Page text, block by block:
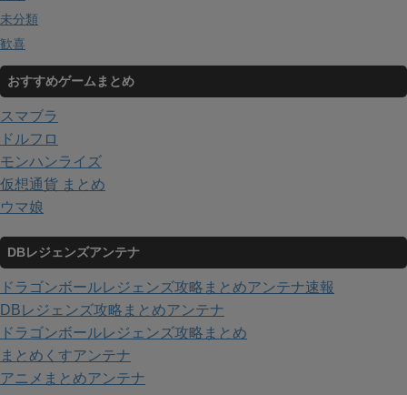
未分類
歓喜
おすすめゲームまとめ
スマブラ
ドルフロ
モンハンライズ
仮想通貨 まとめ
ウマ娘
DBレジェンズアンテナ
ドラゴンボールレジェンズ攻略まとめアンテナ速報
DBレジェンズ攻略まとめアンテナ
ドラゴンボールレジェンズ攻略まとめ
まとめくすアンテナ
アニメまとめアンテナ